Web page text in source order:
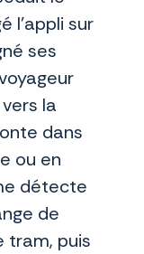
l’appli sur
ses
la
dans
ou en
détecte
de
tram, puis